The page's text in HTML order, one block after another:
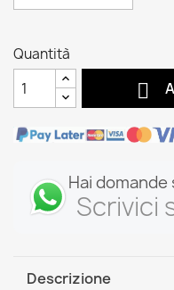
Quantità

Hai
Scrivici
Descrizione